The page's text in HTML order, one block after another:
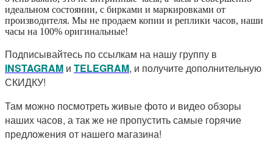
идеальном состоянии, с бирками и маркировками от
производителя. Мы не продаем копии и реплики часов, наши
часы на 100% оригинальные!
Подписывайтесь по ссылкам на нашу группу в
INSTAGRAM и TELEGRAM, и получите дополнительную
СКИДКУ!
Там можно посмотреть живые фото и видео обзоры
наших часов, а так же не пропустить самые горячие
предложения от нашего магазина!